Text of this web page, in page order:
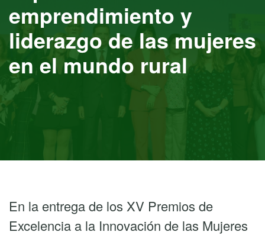
emprendimiento y
liderazgo de las mujeres
en el mundo rural
En la entrega de los XV Premios de
Excelencia a la Innovación de las Mujeres